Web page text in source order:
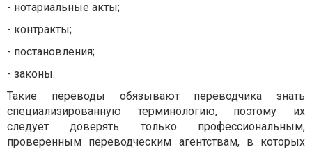
- нотариальные акты;
- контракты;
- постановления;
- законы.
Такие переводы обязывают переводчика знать
специализированную терминологию, поэтому их
следует доверять только профессиональным,
проверенным переводческим агентствам, в которых